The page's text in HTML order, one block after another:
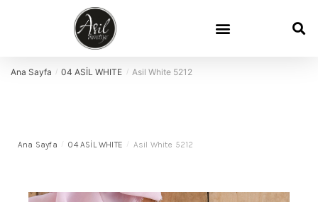
Ana Sayfa / 04 ASİL WHITE / Asil White 5212
Ana Sayfa / 04 ASİL WHITE / Asil White 5212